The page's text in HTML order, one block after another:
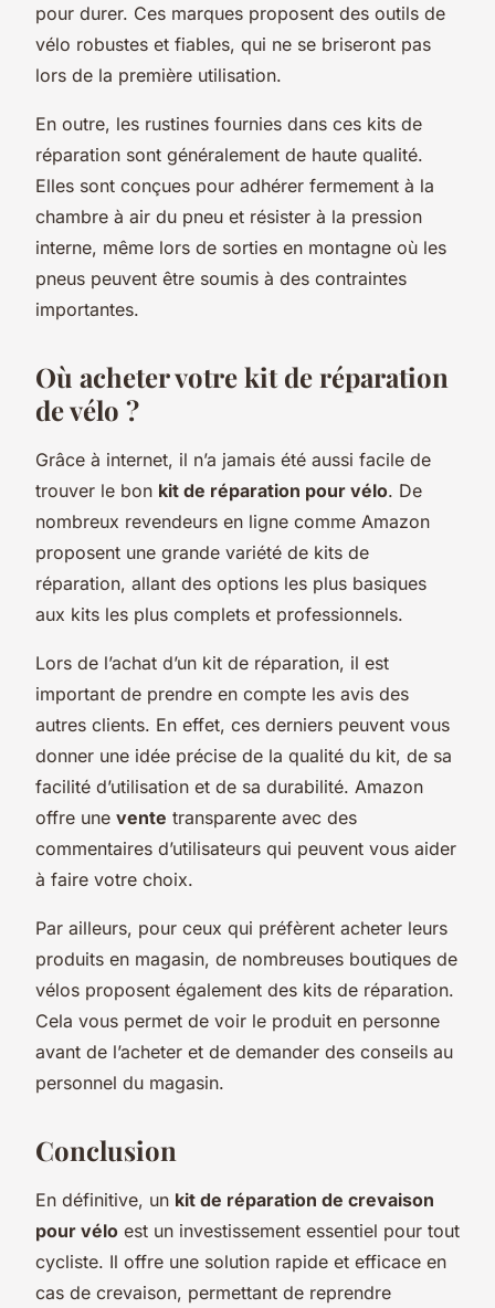
pour durer. Ces marques proposent des outils de
vélo robustes et fiables, qui ne se briseront pas
lors de la première utilisation.
En outre, les rustines fournies dans ces kits de
réparation sont généralement de haute qualité.
Elles sont conçues pour adhérer fermement à la
chambre à air du pneu et résister à la pression
interne, même lors de sorties en montagne où les
pneus peuvent être soumis à des contraintes
importantes.
Où acheter votre kit de réparation
de vélo ?
Grâce à internet, il n’a jamais été aussi facile de
trouver le bon kit de réparation pour vélo. De
nombreux revendeurs en ligne comme Amazon
proposent une grande variété de kits de
réparation, allant des options les plus basiques
aux kits les plus complets et professionnels.
Lors de l’achat d’un kit de réparation, il est
important de prendre en compte les avis des
autres clients. En effet, ces derniers peuvent vous
donner une idée précise de la qualité du kit, de sa
facilité d’utilisation et de sa durabilité. Amazon
offre une vente transparente avec des
commentaires d’utilisateurs qui peuvent vous aider
à faire votre choix.
Par ailleurs, pour ceux qui préfèrent acheter leurs
produits en magasin, de nombreuses boutiques de
vélos proposent également des kits de réparation.
Cela vous permet de voir le produit en personne
avant de l’acheter et de demander des conseils au
personnel du magasin.
Conclusion
En définitive, un kit de réparation de crevaison
pour vélo est un investissement essentiel pour tout
cycliste. Il offre une solution rapide et efficace en
cas de crevaison, permettant de reprendre